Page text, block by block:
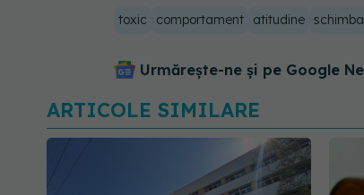
toxic comportament atitudine
Urmărește-ne și pe Google
ARTICOLE SIMILARE